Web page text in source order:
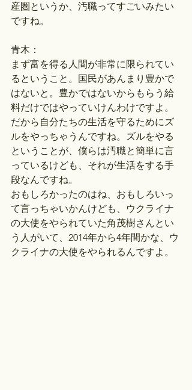
産圏というか、汚職ってすごいみたい
ですね。
青木：
まず富を得る人間が非常に限られてい
るということ。国民があんまり豊かで
はないと。豊かではないからもらう給
料だけではやっていけんわけですよ。
だから自分たちの生活を守るためにズ
ルをやっちゃうんですね。ズルをやる
ということが、僕らは汚職と簡単に言
っているけども、それが生活をする手
段なんですね。
おもしろかったのはね、おもしろいっ
て言っちゃいかんけども、ウクライナ
の大使をやられていた角茂樹さんとい
う人がいて、2014年から4年間かな、ウ
クライナの大使をやられるんですよ。